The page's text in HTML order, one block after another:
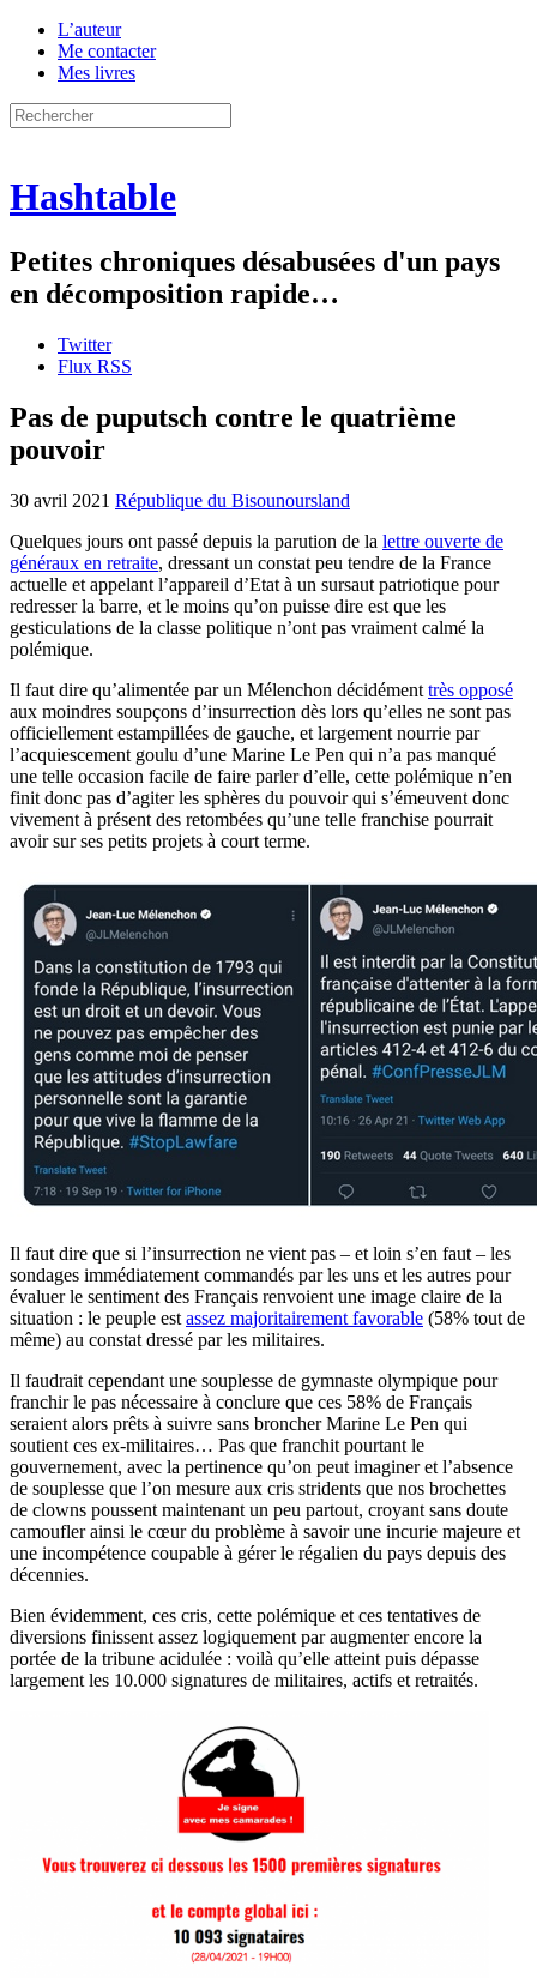
L’auteur
Me contacter
Mes livres
Hashtable
Petites chroniques désabusées d'un pays
en décomposition rapide…
Twitter
Flux RSS
Pas de puputsch contre le quatrième
pouvoir
30 avril 2021 République du Bisounoursland
Quelques jours ont passé depuis la parution de la lettre ouverte de
généraux en retraite, dressant un constat peu tendre de la France
actuelle et appelant l’appareil d’Etat à un sursaut patriotique pour
redresser la barre, et le moins qu’on puisse dire est que les
gesticulations de la classe politique n’ont pas vraiment calmé la
polémique.
Il faut dire qu’alimentée par un Mélenchon décidément très opposé
aux moindres soupçons d’insurrection dès lors qu’elles ne sont pas
officiellement estampillées de gauche, et largement nourrie par
l’acquiescement goulu d’une Marine Le Pen qui n’a pas manqué
une telle occasion facile de faire parler d’elle, cette polémique n’en
finit donc pas d’agiter les sphères du pouvoir qui s’émeuvent donc
vivement à présent des retombées qu’une telle franchise pourrait
avoir sur ses petits projets à court terme.
Il faut dire que si l’insurrection ne vient pas – et loin s’en faut – les
sondages immédiatement commandés par les uns et les autres pour
évaluer le sentiment des Français renvoient une image claire de la
situation : le peuple est assez majoritairement favorable (58% tout de
même) au constat dressé par les militaires.
Il faudrait cependant une souplesse de gymnaste olympique pour
franchir le pas nécessaire à conclure que ces 58% de Français
seraient alors prêts à suivre sans broncher Marine Le Pen qui
soutient ces ex-militaires… Pas que franchit pourtant le
gouvernement, avec la pertinence qu’on peut imaginer et l’absence
de souplesse que l’on mesure aux cris stridents que nos brochettes
de clowns poussent maintenant un peu partout, croyant sans doute
camoufler ainsi le cœur du problème à savoir une incurie majeure et
une incompétence coupable à gérer le régalien du pays depuis des
décennies.
Bien évidemment, ces cris, cette polémique et ces tentatives de
diversions finissent assez logiquement par augmenter encore la
portée de la tribune acidulée : voilà qu’elle atteint puis dépasse
largement les 10.000 signatures de militaires, actifs et retraités.